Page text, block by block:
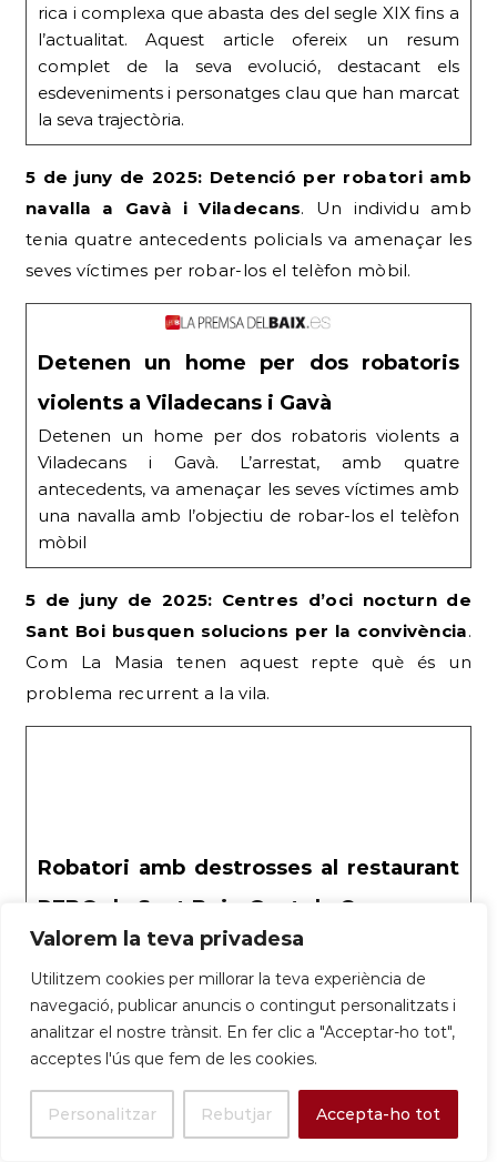
Valorem la teva privadesa
Utilitzem cookies per millorar la teva experiència de
navegació, publicar anuncis o contingut personalitzats i
analitzar el nostre trànsit. En fer clic a "Acceptar-ho tot",
acceptes l'ús que fem de les cookies.
Personalitzar Rebutjar Accepta-ho tot
rica i complexa que abasta des del segle XIX fins a
l’actualitat. Aquest article ofereix un resum
complet de la seva evolució, destacant els
esdeveniments i personatges clau que han marcat
la seva trajectòria.
5 de juny de 2025: Detenció per robatori amb
navalla a Gavà i Viladecans. Un individu amb
tenia quatre antecedents policials va amenaçar les
seves víctimes per robar-los el telèfon mòbil.
Detenen un home per dos robatoris
violents a Viladecans i Gavà
Detenen un home per dos robatoris violents a
Viladecans i Gavà. L’arrestat, amb quatre
antecedents, va amenaçar les seves víctimes amb
una navalla amb l’objectiu de robar-los el telèfon
mòbil
5 de juny de 2025: Centres d’oci nocturn de
Sant Boi busquen solucions per la convivència.
Com La Masia tenen aquest repte què és un
problema recurrent a la vila.
Robatori amb destrosses al restaurant
REBO de Sant Boi – Gent de Carrer
Els lladres van entrar la matinada del diumenge 30
de març, trencant el vidre i enduent-se diners i
equips del local. Escolta l’entrevista a partir del
minut 7:50 La matinada d’aquest diumenge 30 de
març, el restaurant REBO, conegut com La
Tortillera i situat al carrer Pablo Picasso 73 del barri